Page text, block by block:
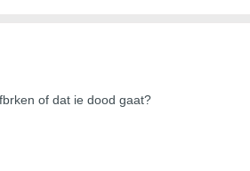
of dat ie dood gaat?